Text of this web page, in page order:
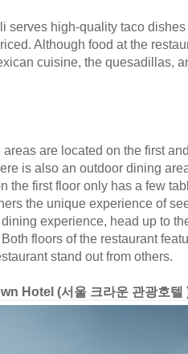
serves high-quality taco
Although food at the
cuisine, the quesadillas,
areas are located on the first
is also an outdoor dining
the first floor only has a few
the unique experience of
experience, head up to
floors of the restaurant
stand out from others.
Hotel (서울 크라운 관광호텔